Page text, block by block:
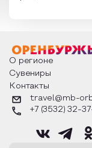
о том, как
разных уголках
обряды
благополучие, в
различаются
Дед Мороз и
его называют в
страны и как
О регионе
Сувениры
Контакты
travel@mb-
+7 (3532) 32-